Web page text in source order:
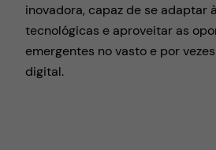
inovadora, capaz de se adaptar
tecnológicas e aproveitar as
emergentes no vasto e por
digital.